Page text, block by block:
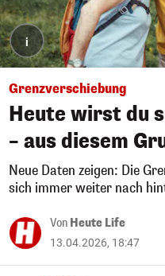
i
Grenzverschiebung
Heute wirst du
– aus diesem
Neue Daten zeigen: Die
sich immer weiter nach
Von Heute Life
13.04.2026, 18:47